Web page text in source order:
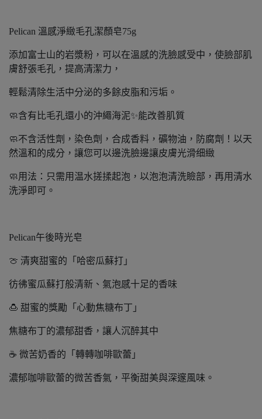
Pelican 溫感淨緻毛孔潔顏皂75g
添加富士山的岩漿粉，可以在溫感的洗臉感受中，使臉部肌
膚舒張毛孔，提高清潔力，
輕鬆清除生活中分泌的多餘皮脂和污垢。
🧼含有比毛孔還小的沖繩海泥✨能改善肌質
🧼不含活性劑，染色劑，合成香料，礦物油，防腐劑！以天
然溫和的成分，讓您可以邊洗臉邊讓皮膚光滑细緻
🧼用法：只需用温水搓揉起泡，以泡泡清洗瞼部，再用清水
洗淨即可。
Pelican午後時光皂
🍈 清爽甜蜜的「哈密瓜蘇打」
彷彿蜜瓜蘇打般清新、氣泡感十足的香味
🍮 甜蜜的獎勵「心動焦糖布丁」
焦糖布丁的濃郁甜香，讓人沉醉其中
☕️ 微苦奶香的「轉轉咖啡歐蕾」
濃郁咖啡歐蕾的微苦香氣，平衡甜美與深邃風味。